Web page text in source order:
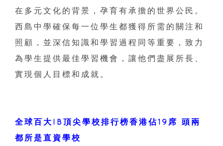
在多元文化的背景，孕育有承擔的世界公民。
西島中學確保每一位學生都獲得所需的關注和
照顧，並深信知識和學習過程同等重要，致力
為學生提供最佳學習機會，讓他們盡展所長、
實現個人目標和成就。
全球百大IB頂尖學校排行榜香港佔19席 頭兩
都所是直資學校